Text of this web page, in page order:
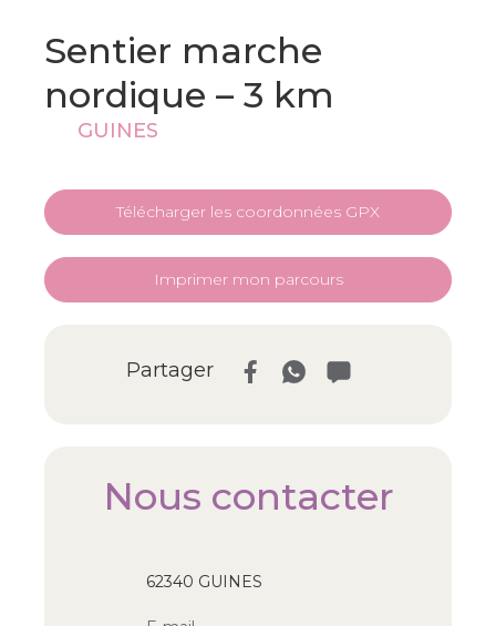
Sentier marche
nordique – 3 km
GUINES
Télécharger les coordonnées GPX
Imprimer mon parcours
Partager
Nous contacter
62340 GUINES